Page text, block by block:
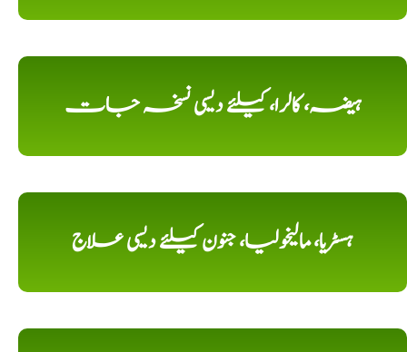
ہیضہ، کالرا، کیلئے دیسی نسخہ جات
ہسٹریا، مالیخولیا، جنون کیلئے دیسی علاج